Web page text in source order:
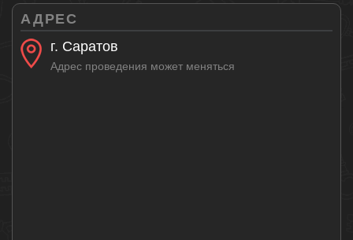
АДРЕС
г. Саратов
Адрес проведения может меняться